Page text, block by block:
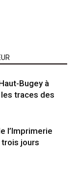
Bugey à
traces des
l’Imprimerie
jours